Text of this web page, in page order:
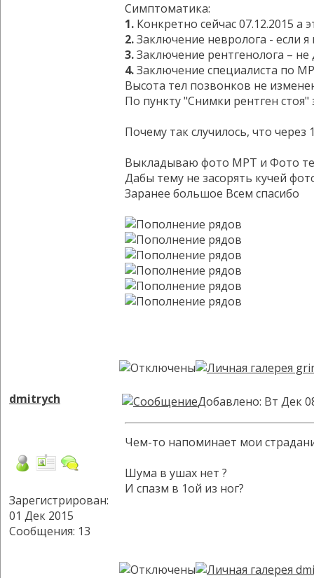
Симптоматика:
1. Конкретно сейчас 07.12.2015 а
2.Заключение невролога - если
3.Заключение рентгенолога – не
4.Заключение специалиста по
Высота тел позвонков не
По пункту "Снимки рентген
Почему так случилось, что
Выкладываю фото МРТ и Фото
Дабы тему не засорять кучей
Заранее большое Всем спасибо
dmitrych
Зарегистрирован:
01 Дек 2015
Сообщения: 13
Добавлено: Вт Дек
Чем-то напоминает мои
Шума в ушах нет ?
И спазм в 1ой из ног?